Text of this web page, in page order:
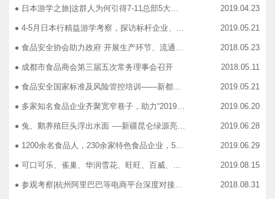
日本游学之旅|这群人为何引得7-11总部5大高管集团出动 2019.04.23
4-5月日本行精益游学考察，探访标杆企业、解析成功密码 2019.05.21
食品安全协会助力政府 开展生产环节、流通环节、餐饮环节培训会 2018.05.23
成都市食品商会第三届五次常务理事会召开 2018.05.11
食品安全国家标准及风险管控培训——新都站、广汉站、简阳站 2019.05.21
多家知名食品企业齐聚宽窄巷子，助力“2019食品安全宣传周” 2019.06.20
兔、鹅养殖巨头浮出水面 ----新疆昆仑绿源亮相成都餐饮供应链展 引领绿色食材新高度 2019.06.28
1200余名食品人，230余家特色食品企业，50余家新零售平台齐聚成都“搞事情”！ 2019.06.29
可口可乐、雀巢、华润雪花、旺旺、百威、青岛啤酒，销售过亿的经销商等齐聚上海，只为2019中国快消品大会！ 2019.08.15
参观考察|杭州阿里巴巴等电商平台深度对接，仅剩3个名额！ 2018.08.31